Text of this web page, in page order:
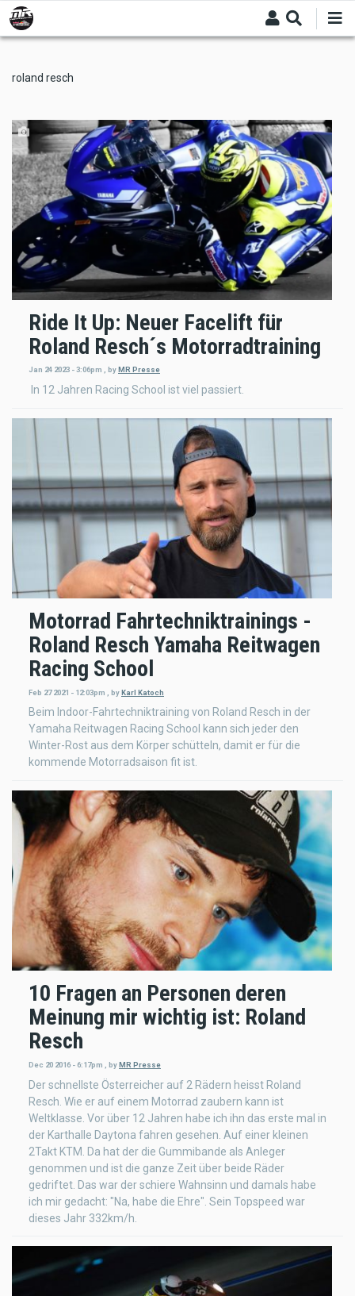
Skip
to
main
roland resch
Ride It Up: Neuer Facelift für
Roland Resch´s Motorradtraining
Jan 24 2023 - 3:06pm , by MR Presse
In 12 Jahren Racing School ist viel passiert.
Motorrad Fahrtechniktrainings -
Roland Resch Yamaha Reitwagen
Racing School
Feb 27 2021 - 12:03pm byKarl Katoch
Beim Indoor-Fahrtechniktraining von Roland Resch in der
Yamaha Reitwagen Racing School kann sich jeder den
Winter-Rost aus dem Körper schütteln, damit er für die
kommende Motorradsaison fit ist.
10 Fragen an Personen deren
Meinung mir wichtig ist: Roland
Resch
Dec 20 2016 - 6:17pm byMR Presse
Der schnellste Österreicher auf 2 Rädern heisst Roland
Resch. Wie er auf einem Motorrad zaubern kann ist
Weltklasse. Vor über 12 Jahren habe ich ihn das erste mal in
der Karthalle Daytona fahren gesehen. Auf einer kleinen
2Takt KTM. Da hat der die Gummibande als Anleger
genommen und ist die ganze Zeit über beide Räder
gedriftet. Das war der schiere Wahnsinn und damals habe
ich mir gedacht: "Na, habe die Ehre". Sein Topspeed war
dieses Jahr 332km/h.